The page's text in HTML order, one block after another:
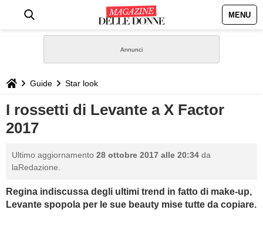
MENU
STILE
BIOGRAFIE
DEFINIZIONI
GASTRONOMIA
Guide Star look
I rossetti di Levante a X Factor
2017
Ultimo aggiornamento 28 ottobre 2017 alle 20:34 da
laRedazione.
Regina indiscussa degli ultimi trend in fatto di make-up,
Levante spopola per le sue beauty mise tutte da copiare.